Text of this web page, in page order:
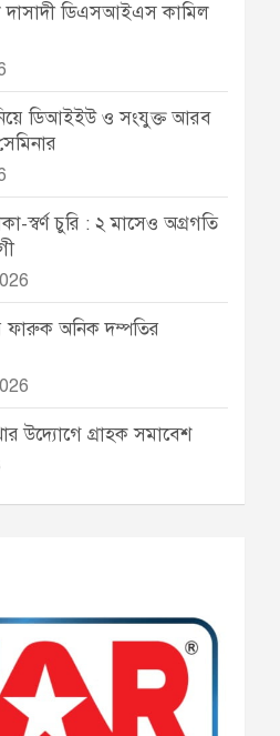
দাসাদী ডিএসআইএস কামিল
ডিআইইউ ও সংযুক্ত আরব
স্বর্ণ চুরি : ২ মাসেও অগ্রগতি
ফারুক অনিক দম্পতির
উদ্যোগে গ্রাহক সমাবেশ